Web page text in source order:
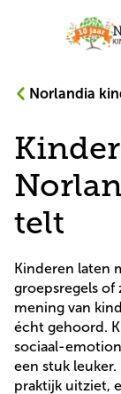
Peuteropvang
BSO
Zoek locatie
Norlandia
telt
Kinderen laten
groepsregels of
mening van
écht gehoord.
sociaal-
een stuk
praktijk uitziet,